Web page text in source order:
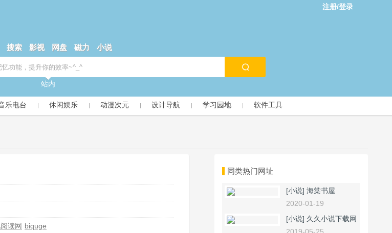
注册/登录
搜索 影视 网盘 磁力 小说
站内
乐电台 休闲娱乐 动漫次元 设计导航 学习园地 软件工具
读网 biquge
同类热门网址
[小说] 海棠书屋
2020-01-19
[小说] 久久小说下载网